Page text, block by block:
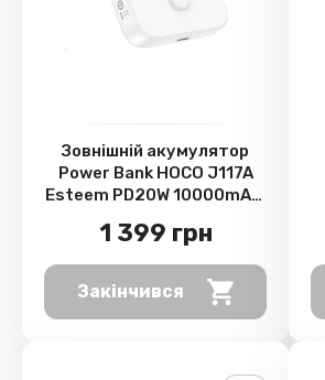
Зовнішній акумулятор
Power Bank HOCO J117A
Esteem PD20W 10000mAh,
1 399 грн
Закінчився